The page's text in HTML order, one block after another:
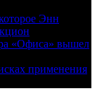
Энн
«Офиса» вышел
применения